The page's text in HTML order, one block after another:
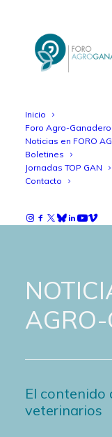
Inicio
Foro Agro-Ganadero
Noticias en FORO
Boletines
Jornadas TOP GAN
Contacto
El contenido
veterinarios